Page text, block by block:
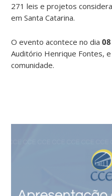
271 leis e projetos
em Santa Catarina.
O evento acontece no dia
Auditório Henrique Fontes,
comunidade.